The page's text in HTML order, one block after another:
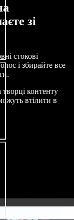
зі
стокові
і збирайте все
контенту
втілити в